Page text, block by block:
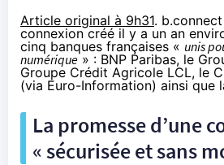
Article original à 9h31.
connexion créé il y a un an
cinq banques françaises « unis
numérique» : BNP Paribas, le
Groupe Crédit Agricole LCL, le
(via Euro-Information) ainsi que
La promesse d’une
« sécurisée et sans